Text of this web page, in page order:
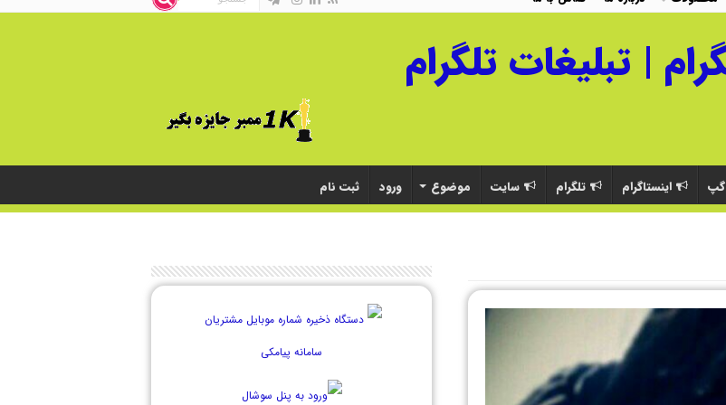
گپ اینستاگرام تلگرام سایت موضوع ورود ثبت نام